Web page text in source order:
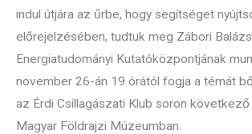
indul útjára az űrbe, hogy segítséget
előrejelzésében, tudtuk meg Zábori
Energiatudományi Kutatóközpontjának
november 26-án 19 órától fogja a témát
az Érdi Csillagászati Klub soron következő
Magyar Földrajzi Múzeumban.